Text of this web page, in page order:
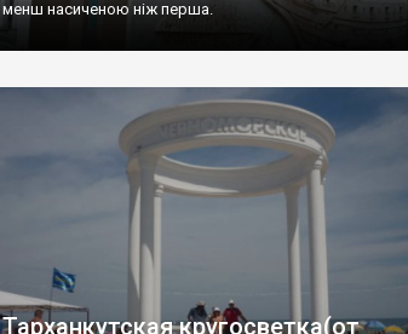
менш насиченою ніж перша.
Тарханкутская кругосветка(от